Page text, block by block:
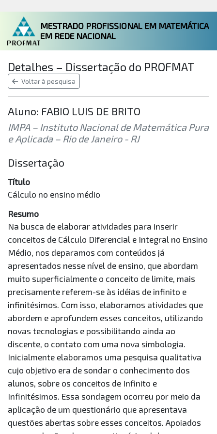
MESTRADO PROFISSIONAL EM MATEMÁTICA
EM REDE NACIONAL
Detalhes – Dissertação do PROFMAT
Voltar à pesquisa
Aluno: FABIO LUIS DE BRITO
IMPA – Instituto Nacional de Matemática Pura
e Aplicada – Rio de Janeiro - RJ
Dissertação
Título
Cálculo no ensino médio
Resumo
Na busca de elaborar atividades para inserir
conceitos de Cálculo Diferencial e Integral no Ensino
Médio, nos deparamos com conteúdos já
apresentados nesse nível de ensino, que abordam
muito superficialmente o conceito de limite, mais
precisamente referem-se às idéias de infinito e
infinitésimos. Com isso, elaboramos atividades que
abordem e aprofundem esses conceitos, utilizando
novas tecnologias e possibilitando ainda ao
discente, o contato com uma nova simbologia.
Inicialmente elaboramos uma pesquisa qualitativa
cujo objetivo era de sondar o conhecimento dos
alunos, sobre os conceitos de Infinito e
Infinitésimos. Essa sondagem ocorreu por meio da
aplicação de um questionário que apresentava
questões abertas sobre esses conceitos. Apoiados